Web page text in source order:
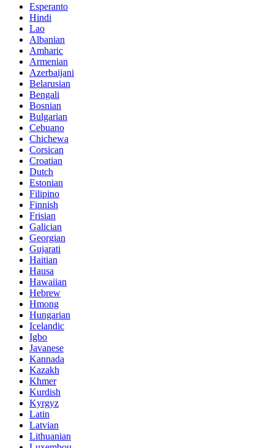
Esperanto
Hindi
Lao
Albanian
Amharic
Armenian
Azerbaijani
Belarusian
Bengali
Bosnian
Bulgarian
Cebuano
Chichewa
Corsican
Croatian
Dutch
Estonian
Filipino
Finnish
Frisian
Galician
Georgian
Gujarati
Haitian
Hausa
Hawaiian
Hebrew
Hmong
Hungarian
Icelandic
Igbo
Javanese
Kannada
Kazakh
Khmer
Kurdish
Kyrgyz
Latin
Latvian
Lithuanian